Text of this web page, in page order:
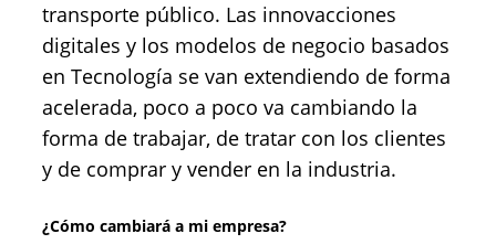
transporte público. Las innovacciones
digitales y los modelos de negocio basados
en Tecnología se van extendiendo de forma
acelerada, poco a poco va cambiando la
forma de trabajar, de tratar con los clientes
y de comprar y vender en la industria.
¿Cómo cambiará a mi empresa?